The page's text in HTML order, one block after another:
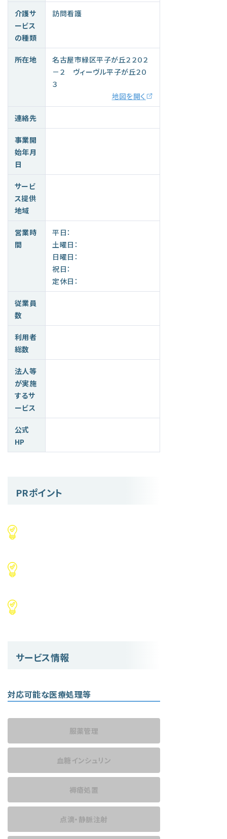
介護サ
ービス
の種類
訪問看護
所在地
名古屋市緑区平子が丘２２０２
－２ ヴィーヴル平子が丘２０
３
地図を開く
連絡先
事業開
始年月
日
サービ
ス提供
地域
営業時
間
平日：
土曜日：
日曜日：
祝日：
定休日：
従業員
数
利用者
総数
法人等
が実施
するサ
ービス
公式
HP
PRポイント
サービス情報
対応可能な医療処理等
服薬管理
血糖インシュリン
褥瘡処置
点滴・静脈注射